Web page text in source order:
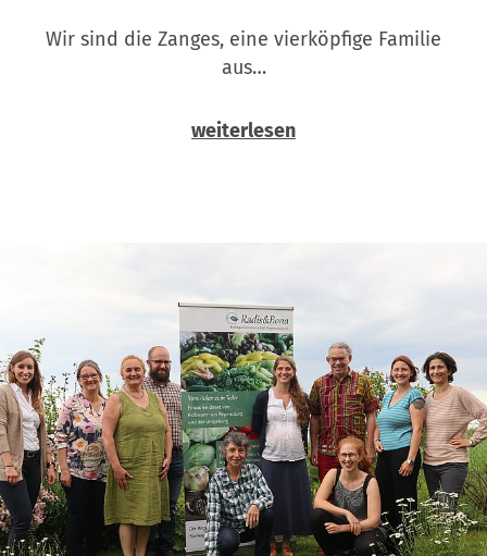
Wir sind die Zanges, eine vierköpfige Familie
aus…
weiterlesen